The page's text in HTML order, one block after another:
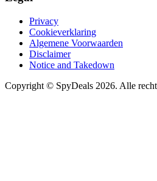
Privacy
Cookieverklaring
Algemene Voorwaarden
Disclaimer
Notice and Takedown
Copyright © SpyDeals 2026. Alle